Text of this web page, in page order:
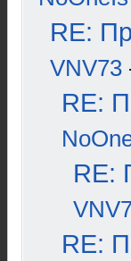
RE:
VNV73
RE:
RE:
RE: